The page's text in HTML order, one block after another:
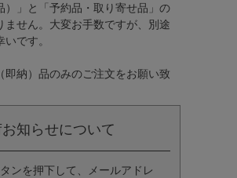
」 と 「予約品・取り寄せ品」 の
ません。大変お手数ですが、別途
です。
即納）品のみのご注文をお願い致
知らせについて
ンを押下して、メールアドレ